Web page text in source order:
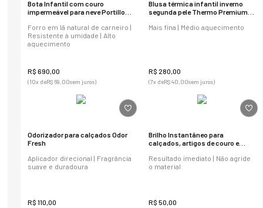
Bota Infantil com couro
impermeável para neve Portillo
Forro em lã natural de carneiro |
Resistente à umidade | Alto
aquecimento
R$ 690 00
(10x deR$ 69,00sem juros)
Blusa térmica infantil inverno
segunda pele Thermo Premium
Mais fina | Médio aquecimento
R$ 280 00
(7x deR$40,00sem juros)
Odorizador para calçados Odor
Fresh
Aplicador direcional | Fragrância
suave e duradoura
R$ 110 00
Brilho Instantâneo para
calçados, artigos de couro e
Resultado imediato | Não agride
o material
R$ 50 00